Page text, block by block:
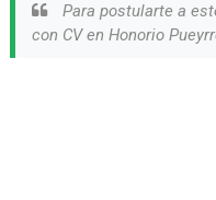
Para postularte a
con CV en Honorio